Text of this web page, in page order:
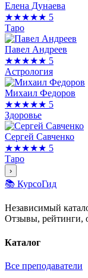
Елена Дунаева
★★★★★ 5
Таро
Павел Андреев
★★★★★ 5
Астрология
Михаил Федоров
★★★★★ 5
Здоровье
Сергей Савченко
★★★★★ 5
Таро
›
📚 КурсоГид
Независимый
Отзывы, рейтинги,
Каталог
Все преподаватели